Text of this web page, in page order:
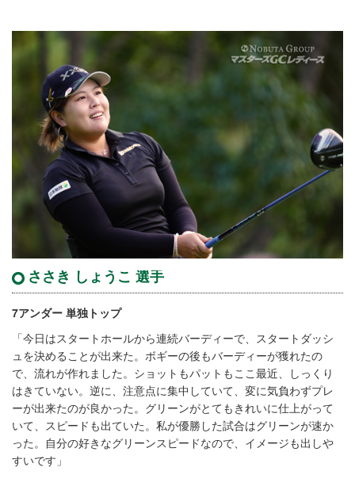
ささき しょうこ 選手
7アンダー 単独トップ
「今日はスタートホールから連続バーディーで、スタートダッシ
ュを決めることが出来た。ボギーの後もバーディーが獲れたの
で、流れが作れました。ショットもパットもここ最近、しっくり
はきていない。逆に、注意点に集中していて、変に気負わずプレ
ーが出来たのが良かった。グリーンがとてもきれいに仕上がって
いて、スピードも出ていた。私が優勝した試合はグリーンが速か
った。自分の好きなグリーンスピードなので、イメージも出しや
すいです」